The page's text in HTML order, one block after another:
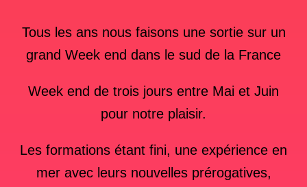
Tous les ans nous faisons une sortie sur un
grand Week end dans le sud de la France
Week end de trois jours entre Mai et Juin
pour notre plaisir.
Les formations étant fini, une expérience en
mer avec leurs nouvelles prérogatives,